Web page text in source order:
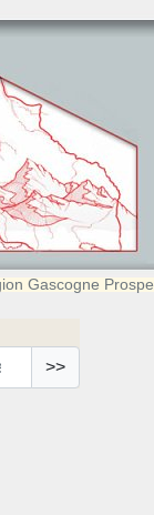
Gascogne
>>